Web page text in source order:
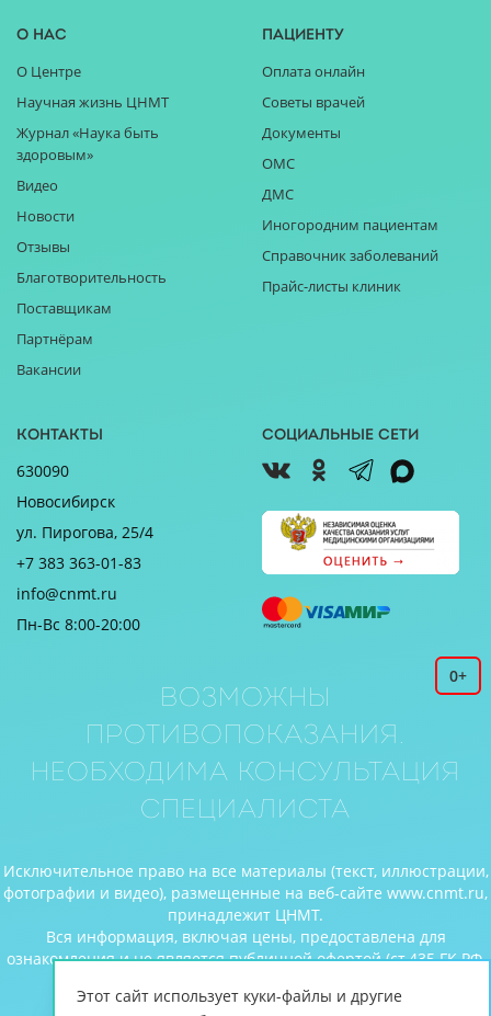
О нас
О Центре
Научная жизнь ЦНМТ
Журнал «Наука быть
здоровым»
Видео
Новости
Отзывы
Благотворительность
Поставщикам
Партнёрам
Вакансии
Пациенту
Оплата онлайн
Советы врачей
Документы
ОМС
ДМС
Иногородним пациентам
Справочник заболеваний
Прайс-листы клиник
Контакты
630090
Новосибирск
ул. Пирогова, 25/4
+7 383 363-01-83
info@cnmt.ru
Пн-Вс 8:00-20:00
Социальные сети
0+
Возможны
противопоказания.
Необходима консультация
специалиста
Исключительное право на все материалы (текст, иллюстрации,
фотографии и видео), размещенные на веб-сайте www.cnmt.ru,
принадлежит ЦНМТ.
Вся информация, включая цены, предоставлена для
ознакомления и не является публичной офертой (ст.435 ГК РФ,
© Центр новых медицинских технологий, 2026
Этот сайт использует куки-файлы и другие